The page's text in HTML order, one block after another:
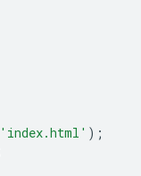
'index.html' );